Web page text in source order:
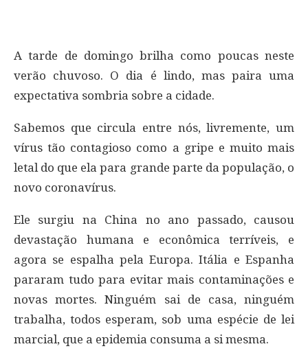
A tarde de domingo brilha como poucas neste
verão chuvoso. O dia é lindo, mas paira uma
expectativa sombria sobre a cidade.
Sabemos que circula entre nós, livremente, um
vírus tão contagioso como a gripe e muito mais
letal do que ela para grande parte da população, o
novo coronavírus.
Ele surgiu na China no ano passado, causou
devastação humana e econômica terríveis, e
agora se espalha pela Europa. Itália e Espanha
pararam tudo para evitar mais contaminações e
novas mortes. Ninguém sai de casa, ninguém
trabalha, todos esperam, sob uma espécie de lei
marcial, que a epidemia consuma a si mesma.